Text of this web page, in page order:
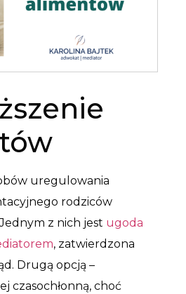
uregulowania
rodziców
z nich jest ugoda
, zatwierdzona
Drugą opcją –
czasochłonną, choć